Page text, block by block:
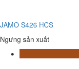
JAMO S426 HCS
Ngưng sản xuất